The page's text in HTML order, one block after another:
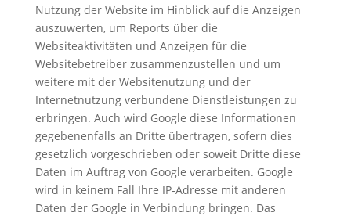
Nutzung der Website im Hinblick auf die Anzeigen
auszuwerten, um Reports über die
Websiteaktivitäten und Anzeigen für die
Websitebetreiber zusammenzustellen und um
weitere mit der Websitenutzung und der
Internetnutzung verbundene Dienstleistungen zu
erbringen. Auch wird Google diese Informationen
gegebenenfalls an Dritte übertragen, sofern dies
gesetzlich vorgeschrieben oder soweit Dritte diese
Daten im Auftrag von Google verarbeiten. Google
wird in keinem Fall Ihre IP-Adresse mit anderen
Daten der Google in Verbindung bringen. Das